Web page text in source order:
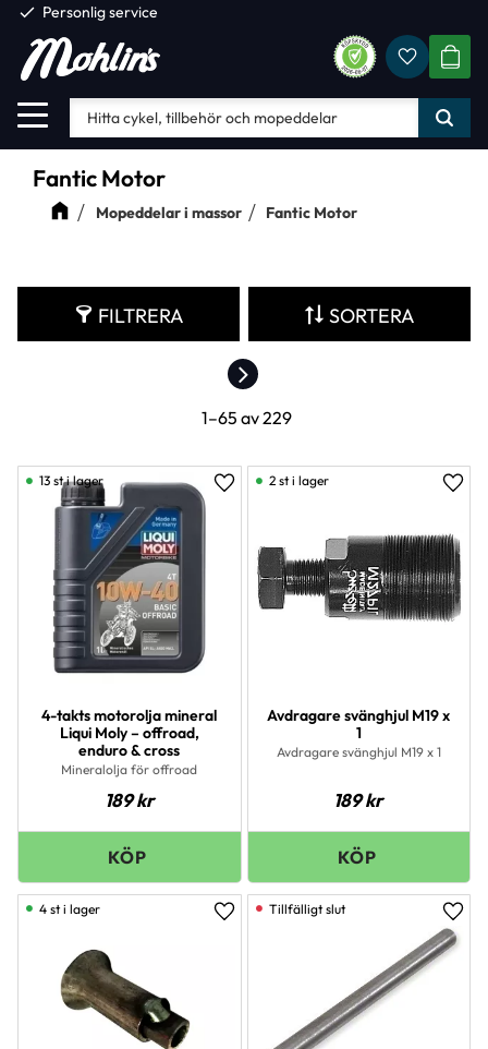
Meny
check Personlig service
Fantic Motor
Mopeddelar i massor Fantic Motor
FILTRERA SORTERA
1–65 av229
4-takts motorolja mineral
Liqui Moly – offroad,
enduro & cross
Mineralolja för offroad
189kr
Lägg till i favoriter
13 st i lager
Avdragare svänghjul M19 x
1
Avdragare svänghjul M19 x 1
189kr
2 st i lager
Lägg till i favoriter
4 st i lager